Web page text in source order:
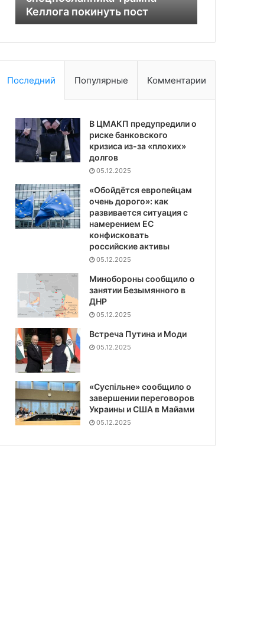
Келлога покинуть пост
поисковой
Последний Популярные Комментарии
В ЦМАКП предупредили о
риске банковского
кризиса из-за «плохих»
долгов
05.12.2025
«Обойдётся европейцам
очень дорого»: как
развивается ситуация с
намерением ЕС
конфисковать
российские активы
05.12.2025
Минобороны сообщило о
занятии Безымянного в
ДНР
05.12.2025
Встреча Путина и Моди
05.12.2025
«Суспiльне» сообщило о
завершении переговоров
Украины и США в Майами
05.12.2025